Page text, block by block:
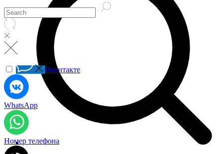
Вконтакте
WhatsApp
Номер телефона